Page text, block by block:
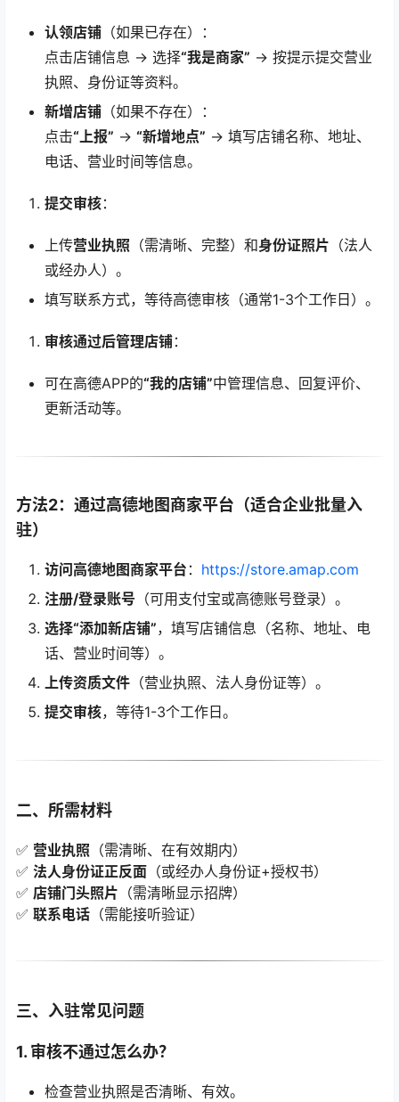
认领店铺 （如果已存在）：
点击店铺信息 → 选择“我是商家” → 按提示提交营业
执照、身份证等资料。
新增店铺 （如果不存在）：
点击“上报” → “新增地点” → 填写店铺名称、地址、
电话、营业时间等信息。
提交审核：
上传营业执照 （需清晰、完整）和身份证照片 （法人
或经办人）。
填写联系方式，等待高德审核（通常1-3个工作日）。
审核通过后管理店铺：
可在高德APP的“我的店铺”中管理信息、回复评价、
更新活动等。
方法2：通过高德地图商家平台（适合企业批量入
驻）
访问高德地图商家平台 ： https://store.amap.com
注册/登录账号 （可用支付宝或高德账号登录）。
选择“添加新店铺”，填写店铺信息（名称、地址、电
话、营业时间等）。
上传资质文件 （营业执照、法人身份证等）。
提交审核，等待1-3个工作日。
二、所需材料
✅ 营业执照 （需清晰、在有效期内）
✅ 法人身份证正反面 （或经办人身份证+授权书）
✅ 店铺门头照片 （需清晰显示招牌）
✅ 联系电话 （需能接听验证）
三、入驻常见问题
1. 审核不通过怎么办？
检查营业执照是否清晰、有效。